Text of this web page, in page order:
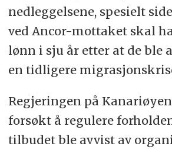
nedleggelsene, spesielt
ved Ancor-mottaket skal
lønn i sju år etter at de ble
en tidligere
Regjeringen på
forsøkt å regulere
tilbudet ble avvist av